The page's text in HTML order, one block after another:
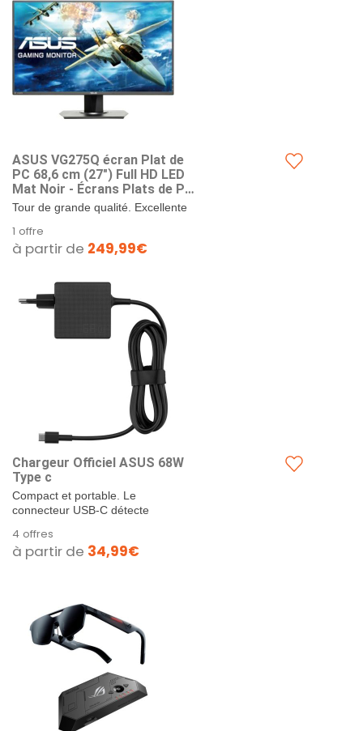
ASUS VG275Q écran Plat de
PC 68,6 cm (27") Full HD LED
Mat Noir - Écrans Plats de PC
(68,6 cm (27"), 1920 x 1080
Pixels, Full HD, LED, 1 ms,
Noir)
Tour de grande qualité. Excellente
1 offre
à partir de 249,99€
Chargeur Officiel ASUS 68W
Type c
Compact et portable. Le
connecteur USB-C détecte
l'appareil et fournit une...
4 offres
à partir de 34,99€